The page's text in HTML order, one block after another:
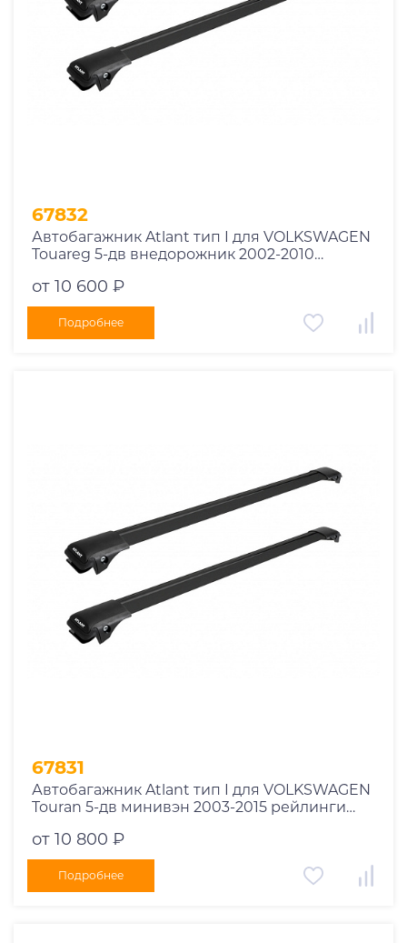
67832
Автобагажник Atlant тип I для VOLKSWAGEN
Touareg 5-дв внедорожник 2002-2010
10002+11114+11114
от 10 600 ₽
Подробнее
67831
Автобагажник Atlant тип I для VOLKSWAGEN
Touran 5-дв минивэн 2003-2015 рейлинги
от 10 800 ₽
Подробнее